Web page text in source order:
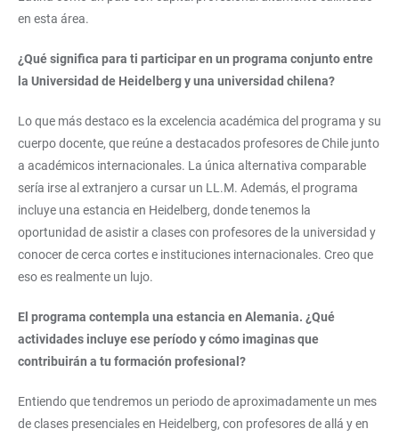
en esta área.
¿Qué significa para ti participar en un programa conjunto entre
la Universidad de Heidelberg y una universidad chilena?
Lo que más destaco es la excelencia académica del programa y su
cuerpo docente, que reúne a destacados profesores de Chile junto
a académicos internacionales. La única alternativa comparable
sería irse al extranjero a cursar un LL.M. Además, el programa
incluye una estancia en Heidelberg, donde tenemos la
oportunidad de asistir a clases con profesores de la universidad y
conocer de cerca cortes e instituciones internacionales. Creo que
eso es realmente un lujo.
El programa contempla una estancia en Alemania. ¿Qué
actividades incluye ese período y cómo imaginas que
contribuirán a tu formación profesional?
Entiendo que tendremos un periodo de aproximadamente un mes
de clases presenciales en Heidelberg, con profesores de allá y en